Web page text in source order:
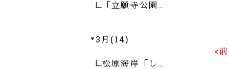
<
「立願寺公園…
3月(14)
松原海岸「し…